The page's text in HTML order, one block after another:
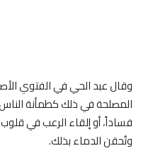
وقال عبد الحي في الفتوي
المصلحة في ذلك كطمأنة
فساداً، أو إلقاء الرعب في
وتُحقن الدماء بذلك.